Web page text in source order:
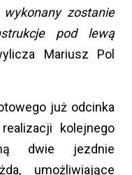
zostanie
pod lewą
Mariusz Pol
już odcinka
kolejnego
dwie jezdnie
umożliwiające